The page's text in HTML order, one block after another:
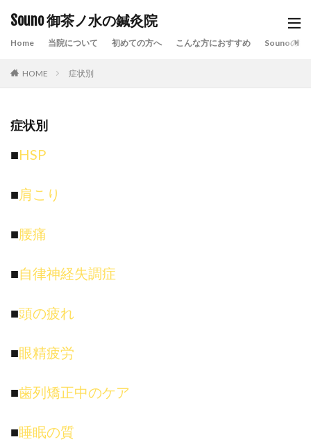
Souno 御茶ノ水の鍼灸院
Home 当院について 初めての方へ こんな方におすすめ Sounoの特
HOME 症状別
症状別
■HSP
■肩こり
■腰痛
■自律神経失調症
■頭の疲れ
■眼精疲労
■歯列矯正中のケア
■睡眠の質